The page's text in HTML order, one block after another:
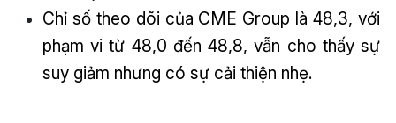
Chỉ số theo dõi của CME Group là 48,3, với
phạm vi từ 48,0 đến 48,8, vẫn cho thấy sự
suy giảm nhưng có sự cải thiện nhẹ.